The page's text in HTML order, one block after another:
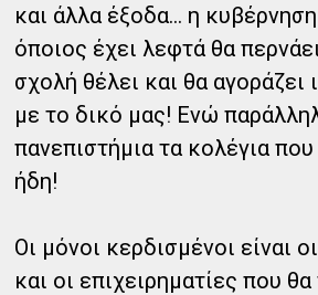
και άλλα έξοδα… η
όποιος έχει λεφτά θα
σχολή θέλει και θα αγοράζει
με το δικό μας! Ενώ
πανεπιστήμια τα κολέγια
ήδη!
Οι μόνοι κερδισμένοι είναι
και οι επιχειρηματίες που